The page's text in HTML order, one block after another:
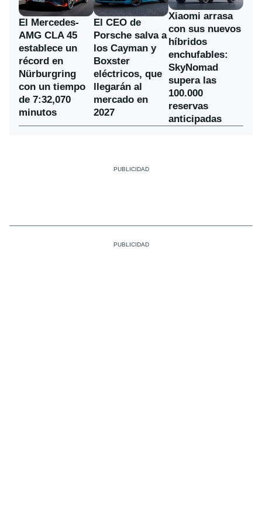
El Mercedes-
AMG CLA 45
establece un
récord en
Nürburgring
con un tiempo
de 7:32,070
minutos
El CEO de
Porsche salva a
los Cayman y
Boxster
eléctricos, que
llegarán al
mercado en
2027
Xiaomi arrasa
con sus nuevos
híbridos
enchufables:
SkyNomad
supera las
100.000
reservas
anticipadas